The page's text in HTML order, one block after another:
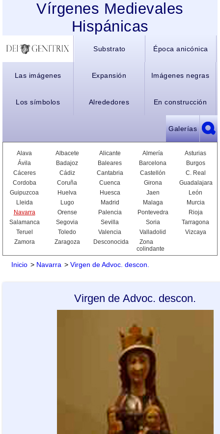
Vírgenes Medievales
Hispánicas
Substrato Época anicónica
Las imágenes Expansión Imágenes negras
Los símbolos Alrededores En construcción
Galerías
Alava Albacete Alicante Almería
Asturias
Ávila
Badajoz Baleares Barcelona
Burgos
Cáceres
Cádiz Cantabria Castellón
C. Real
Cordoba
Coruña Cuenca Girona
Guadalajara
Guipuzcoa
Huelva Huesca Jaen
León
Lleida
Lugo Madrid Malaga
Murcia
Navarra
Orense Palencia Pontevedra
Rioja
Salamanca
Segovia Sevilla Soria
Tarragona
Teruel
Toledo Valencia Valladolid
Vizcaya
Zamora
Zaragoza Desconocida
Zona
colindante
Inicio > Navarra > Virgen de Advoc. descon.
Virgen de Advoc. descon.